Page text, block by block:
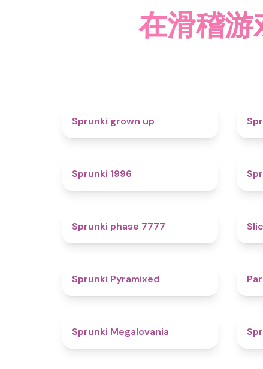
在滑稽游
Sprunki grown up
Sprunki 1996
Sprunki phase 7777
Sprunki Pyramixed
Sprunki Megalovania